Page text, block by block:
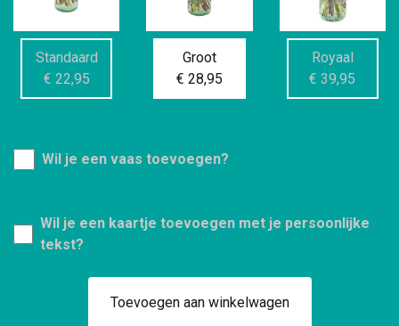
Standaard
€ 22,95
Groot
€ 28,95
Royaal
€ 39,95
Wil je een vaas toevoegen?
Wil je een kaartje toevoegen met je persoonlijke
tekst?
Toevoegen aan winkelwagen